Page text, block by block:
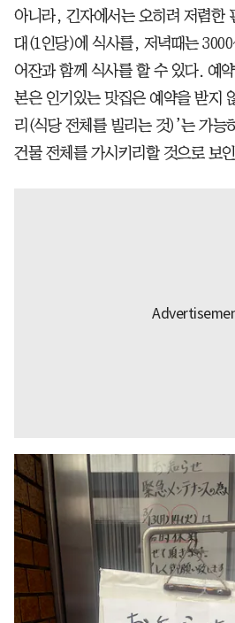
아니라, 긴자에서는 오히려 저렴한
대(1인당)에 식사를, 저녁때는
어잔과 함께 식사를 할 수 있다. 예
본은 인기있는 맛집은 예약을 받지
리(식당 전체를 빌리는 것)’는 가능
건물 전체를 가시키리할 것으로 보